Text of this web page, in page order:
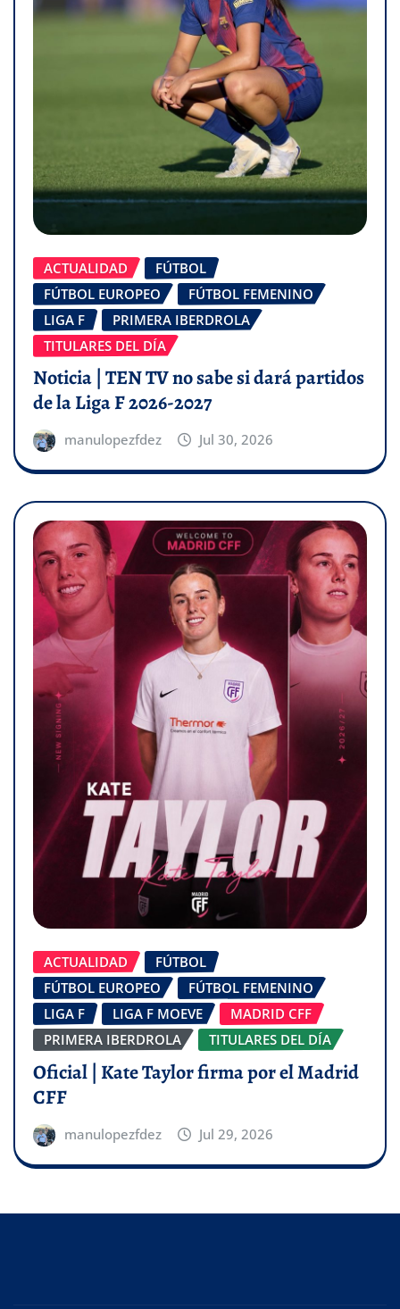
ACTUALIDAD
FÚTBOL
FÚTBOL EUROPEO
FÚTBOL FEMENINO
LIGA F
PRIMERA IBERDROLA
TITULARES DEL DÍA
Noticia | TEN TV no sabe si dará partidos
de la Liga F 2026-2027
manulopezfdez Jul 30, 2026
ACTUALIDAD
FÚTBOL
FÚTBOL EUROPEO
FÚTBOL FEMENINO
LIGA F
LIGA F MOEVE
MADRID CFF
PRIMERA IBERDROLA
TITULARES DEL DÍA
Oficial | Kate Taylor firma por el Madrid
CFF
manulopezfdez Jul 29, 2026